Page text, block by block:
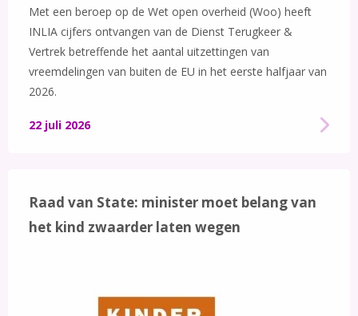
Met een beroep op de Wet open overheid (Woo) heeft
INLIA cijfers ontvangen van de Dienst Terugkeer &
Vertrek betreffende het aantal uitzettingen van
vreemdelingen van buiten de EU in het eerste halfjaar van
2026.
22 juli 2026
Raad van State: minister moet belang van
het kind zwaarder laten wegen